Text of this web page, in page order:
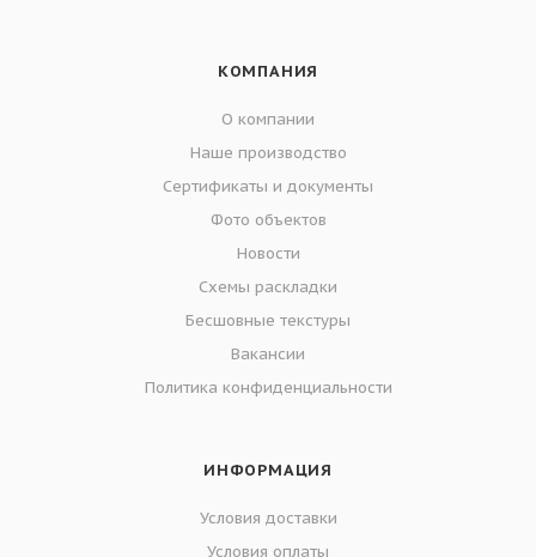
КОМПАНИЯ
О компании
Наше производство
Сертификаты и документы
Фото объектов
Новости
Схемы раскладки
Бесшовные текстуры
Вакансии
Политика конфиденциальности
ИНФОРМАЦИЯ
Условия доставки
Условия оплаты